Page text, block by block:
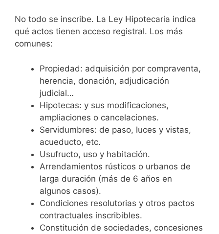
No todo se inscribe. La Ley Hipotecaria indica
qué actos tienen acceso registral. Los más
comunes:
Propiedad: adquisición por compraventa,
herencia, donación, adjudicación
judicial…
Hipotecas: y sus modificaciones,
ampliaciones o cancelaciones.
Servidumbres: de paso, luces y vistas,
acueducto, etc.
Usufructo, uso y habitación.
Arrendamientos rústicos o urbanos de
larga duración (más de 6 años en
algunos casos).
Condiciones resolutorias y otros pactos
contractuales inscribibles.
Constitución de sociedades, concesiones